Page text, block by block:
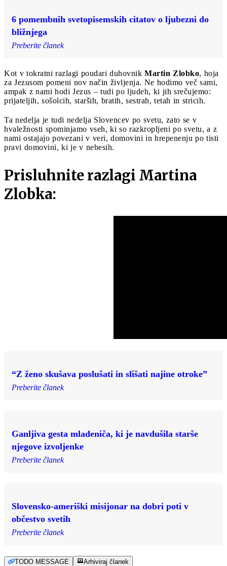
6 pomembnih svetopisemskih citatov o ljubezni do
bližnjega
Preberite članek
Kot v tokratni razlagi poudari duhovnik Martin Zlobko, hoja
za Jezusom pomeni nov način življenja. Ne hodimo več sami,
ampak z nami hodi Jezus – tudi po ljudeh, ki jih srečujemo:
prijateljih, sošolcih, starših, bratih, sestrah, tetah in stricih.
Ta nedelja je tudi nedelja Slovencev po svetu, zato se v
hvaležnosti spominjamo vseh, ki so razkropljeni po svetu, a z
nami ostajajo povezani v veri, domovini in hrepenenju po tisti
pravi domovini, ki je v nebesih.
Prisluhnite razlagi Martina
Zlobka:
“Z ženo skušava poslušati in slišati najine otroke”
Preberite članek
Ganljiva gesta mladeniča, ki je navdušila starše
njegove izvoljenke
Preberite članek
Slovensko-ameriški misijonar na dobri poti v
občestvo svetih
Preberite članek
TODO MESSAGE Arhiviraj članek